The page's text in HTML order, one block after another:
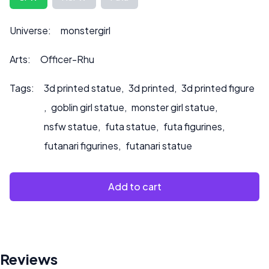
Por favor, contáctenos en ***
*** para cualquier consulta de personalización o si desea
que pintemos el producto.
Universe: monstergirl
Arts: Officer-Rhu
Tags: 3d printed statue, 3d printed, 3d printed figure
, goblin girl statue, monster girl statue,
nsfw statue, futa statue, futa figurines,
futanari figurines, futanari statue
Add to cart
Reviews